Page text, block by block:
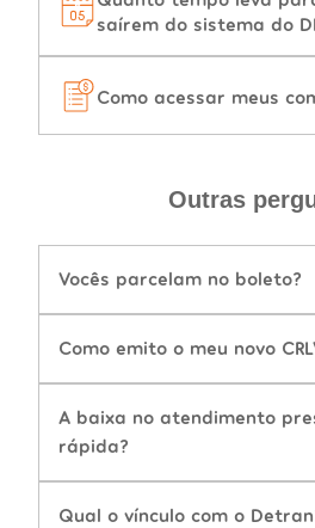
saírem do sistema do
Como acessar meus
Outras
Vocês parcelam no boleto?
Como emito o meu novo
A baixa no atendimento
rápida?
Qual o vínculo com o